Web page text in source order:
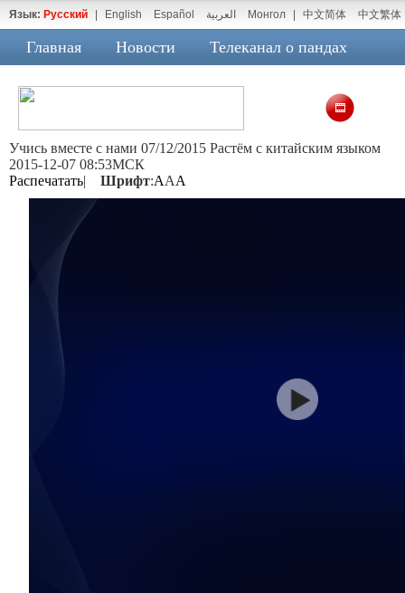
Язык: Русский English Español العربية Монгол 中文简体 中文繁体
Главная Новости Телеканал о пандах
Учись вместе с нами 07/12/2015 Растём с китайским языком
2015-12-07 08:53МСК
Распечатать| Шрифт:AAA